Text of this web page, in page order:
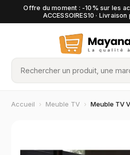
Offre du moment : -10% sur les
ACCESSOIRES10 ·
Accueil › Meuble TV › Meuble TV